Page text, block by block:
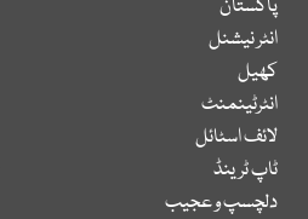
پاکستان
انٹر نیشنل
کھیل
انٹرٹینمنٹ
لائف اسٹائل
ٹاپ ٹرینڈ
دلچسپ و عجیب